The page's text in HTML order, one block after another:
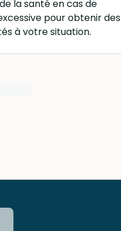
la santé en cas de
pour obtenir des
à votre situation.